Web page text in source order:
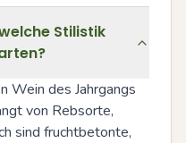
Stilistik
Wein des Jahrgangs
von Rebsorte,
sind fruchtbetonte,